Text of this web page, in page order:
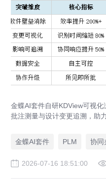
金蝶AI套件自研KDView可视化
批注测量与设计变更追溯，助
金蝶AI套件
PLM 协同
2026-07-16 18:51:00